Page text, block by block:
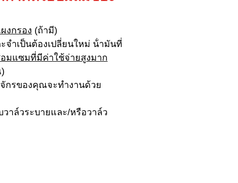
งกรอง (ถ้ามี)
จําเป็นต้องเปลี่ยนใหม่ น้ํามันที่
มแซมที่มีค่าใช้จ่ายสูงมาก
กรของคุณจะทํางานด้วย
วาล์วระบายและ/หรือวาล์ว